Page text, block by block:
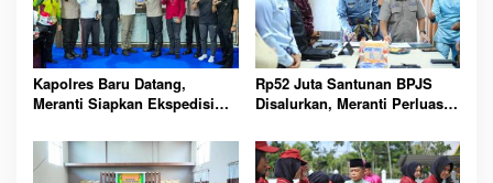
Kapolres Baru Datang,
Meranti Siapkan Ekspedisi
Rp52 Juta Santunan BPJS
Disalurkan, Meranti Perluas